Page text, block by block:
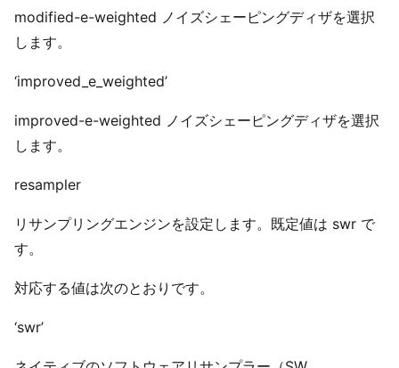
modified-e-weighted ノイズシェーピングディザを選択
します。
‘improved_e_weighted’
improved-e-weighted ノイズシェーピングディザを選択
します。
resampler
リサンプリングエンジンを設定します。既定値は swr で
す。
対応する値は次のとおりです。
‘swr’